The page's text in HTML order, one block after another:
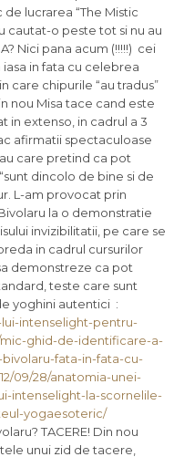
lucrarea “The Mistic
cautat-o peste tot si nu au
Nici pana acum (!!!!!) cei
iasa in fata cu celebrea
care chipurile “au tradus”
nou Misa tace cand este
in extenso, in cadrul a 3
afirmatii spectaculoase
care pretind ca pot
dincolo de bine si de
L-am provocat prin
la o demonstratie
invizibilitatii, pe care se
in cadrul cursurilor
demonstreze ca pot
teste care sunt
yoghini autentici :
lui-intenselight-pentru-
mic-ghid-de-identificare-a-
fata-in-fata-cu-
09/28/anatomia-unei-
intenselight-la-scornelile-
yogaesoteric/
TACERE! Din nou
unui zid de tacere,